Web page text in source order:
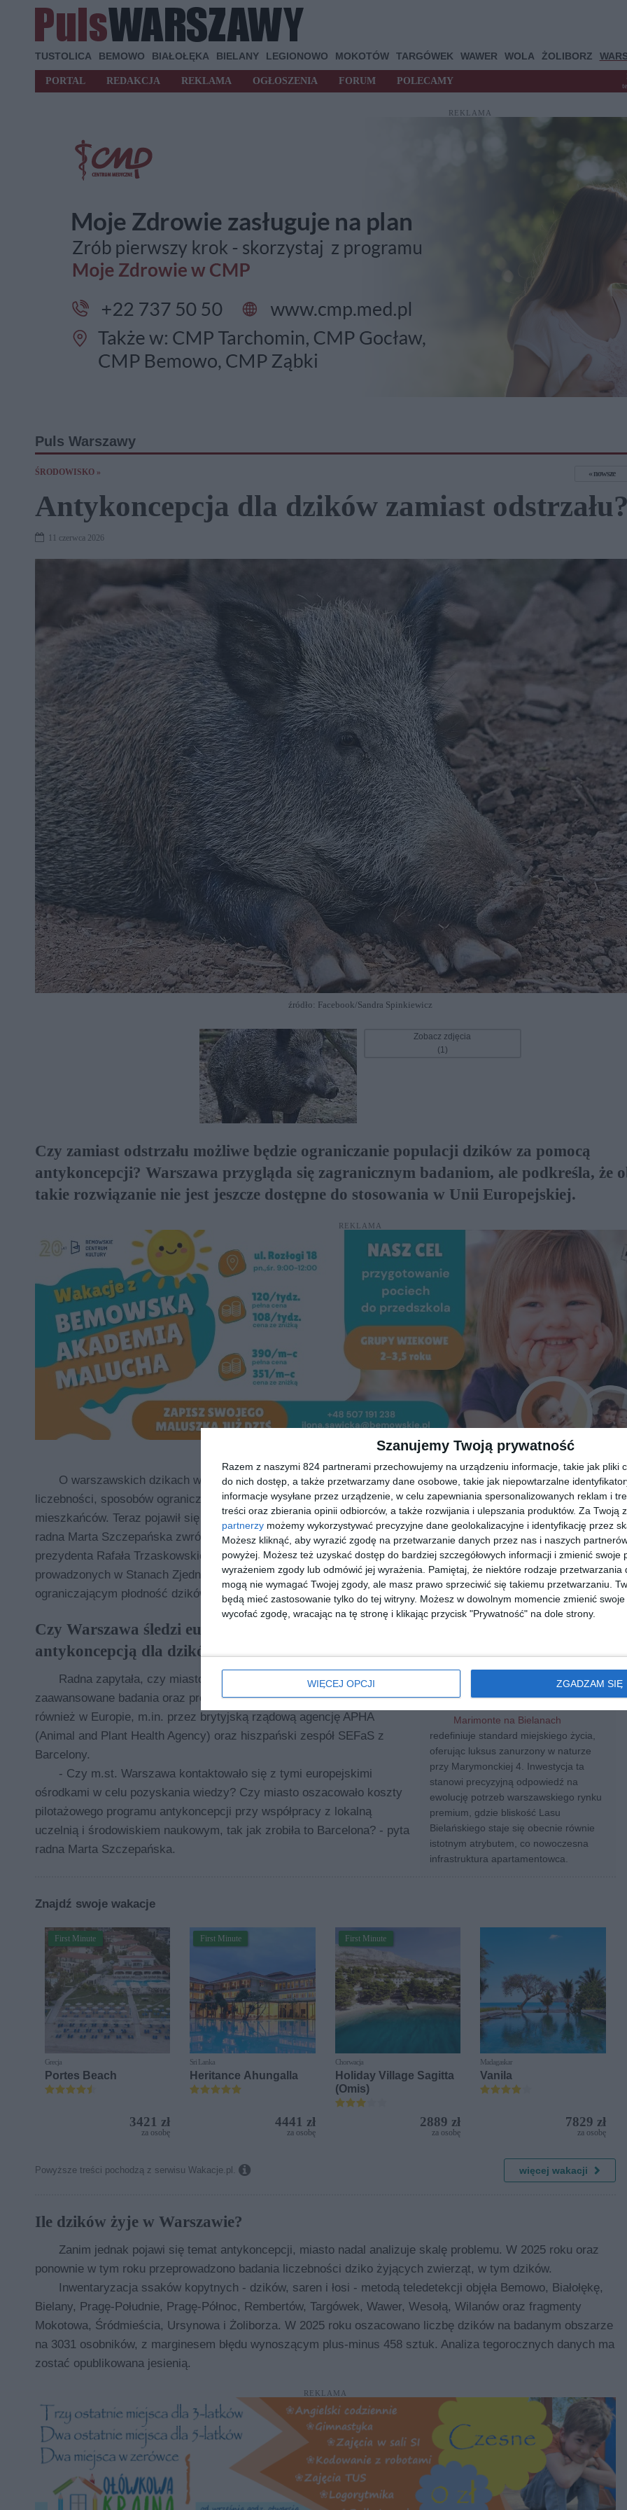
Szanujemy Twoją prywatność
Razem z naszymi 824 partnerami przechowujemy na urządzeniu informacje, takie jak pliki
do nich dostęp, a także przetwarzamy dane osobowe, takie jak niepowtarzalne
informacje wysyłane przez urządzenie, w celu zapewniania spersonalizowanych reklam i
treści oraz zbierania opinii odbiorców, a także rozwijania i ulepszania produktów. Za Twoją
partnerzy możemy wykorzystywać precyzyjne dane geolokalizacyjne i identyfikację przez
Możesz kliknąć, aby wyrazić zgodę na przetwarzanie danych przez nas i naszych
powyżej. Możesz też uzyskać dostęp do bardziej szczegółowych informacji i zmienić swoje
wyrażeniem zgody lub odmówić jej wyrażenia.
Pamiętaj, że niektóre rodzaje przetwarzania
mogą nie wymagać Twojej zgody, ale masz prawo sprzeciwić się takiemu przetwarzaniu.
będą mieć zastosowanie tylko do tej witryny. Możesz w dowolnym momencie zmienić
wycofać zgodę, wracając na tę stronę i klikając przycisk "Prywatność" na dole strony.
WIĘCEJ OPCJI ZGADZAM SIĘ
TUSTOLICA BEMOWO BIAŁOŁĘKA BIELANY LEGIONOWO MOKOTÓW TARGÓWEK WAWER WOLA ŻOLIBORZ
PORTAL REDAKCJA REKLAMA OGŁOSZENIA FORUM POLECAMY
REKLAMA
Puls Warszawy
ŚRODOWISKO » nowsze
Antykoncepcja dla dzików zamiast odstrzału?
11 czerwca 2026
źródło: Facebook/Sandra Spinkiewicz
Zobacz zdjęcia
(1)
Czy zamiast odstrzału możliwe będzie ograniczanie populacji dzików za pomocą
antykoncepcji? Warszawa przygląda się zagranicznym badaniom, ale podkreśla, że
takie rozwiązanie nie jest jeszcze dostępne do stosowania w Unii Europejskiej.
REKLAMA
O warszawskich dzikach w ostatnich miesiącach napisano już niemal wszystko. Dyskusje dotyczą ich
liczebności, sposobów ograniczania populacji, kosztów działań oraz wpływu zwierząt na bezpieczeństwo
mieszkańców. Teraz pojawił się kolejny temat - możliwość zastosowania antykoncepcji u dzików.
Artykuł sponsorowany
Marimonte na Bielanach -
luksusowa rezydencja w
Marimonte na Bielanach
redefiniuje standard miejskiego życia,
oferując luksus zanurzony w naturze
przy Marymonckiej 4. Inwestycja ta
stanowi precyzyjną odpowiedź na
ewolucję potrzeb warszawskiego rynku
premium, gdzie bliskość Lasu
Bielańskiego staje się obecnie równie
istotnym atrybutem, co nowoczesna
infrastruktura apartamentowca.
Miejska
radna Marta Szczepańska zwróciła uwagę na niedawny podcast
prezydenta Rafała Trzaskowskiego, w którym odniósł się do badań
prowadzonych w Stanach Zjednoczonych nad środkiem
ograniczającym płodność dzików.
Czy Warszawa śledzi europejskie badania nad
antykoncepcją dla dzików?
Radna zapytała, czy miasto ma świadomość, że podobne,
zaawansowane badania oraz programy pilotażowe prowadzone są
również w Europie, m.in. przez brytyjską rządową agencję APHA
(Animal and Plant Health Agency) oraz hiszpański zespół SEFaS z
Barcelony.
- Czy m.st. Warszawa kontaktowało się z tymi europejskimi
ośrodkami w celu pozyskania wiedzy? Czy miasto oszacowało koszty
pilotażowego programu antykoncepcji przy współpracy z lokalną
uczelnią i środowiskiem naukowym, tak jak zrobiła to Barcelona? - pyta
radna Marta Szczepańska.
Znajdź swoje wakacje
First Minute
Grecja
Portes Beach
3421 zł
za osobę
First Minute
Sri Lanka
Heritance Ahungalla
4441 zł
za osobę
First Minute
Chorwacja
Holiday Village Sagitta
(Omis)
2889 zł
za osobę
Madagaskar
Vanila
7829 zł
za osobę
Powyższe treści pochodzą z serwisu Wakacje.pl.  więcej wakacji
Ile dzików żyje w Warszawie?
Zanim jednak pojawi się temat antykoncepcji, miasto nadal analizuje skalę problemu. W 2025 roku oraz
ponownie w tym roku przeprowadzono badania liczebności dziko żyjących zwierząt, w tym dzików.
Inwentaryzacja ssaków kopytnych - dzików, saren i łosi - metodą teledetekcji objęła Bemowo, Białołękę,
Bielany, Pragę-Południe, Pragę-Północ, Rembertów, Targówek, Wawer, Wesołą, Wilanów oraz fragmenty
Mokotowa, Śródmieścia, Ursynowa i Żoliborza. W 2025 roku oszacowano liczbę dzików na badanym obszarze
na 3031 osobników, z marginesem błędu wynoszącym plus-minus 458 sztuk. Analiza tegorocznych danych ma
zostać opublikowana jesienią.
REKLAMA